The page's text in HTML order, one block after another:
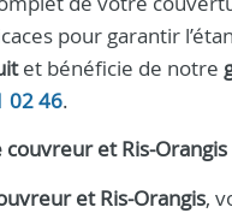
pour garantir
et bénéficie de notre
02 46.
couvreur et Ris-Orangis
et Ris-Orangis,